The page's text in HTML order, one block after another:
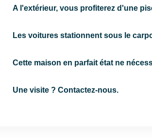
A l'extérieur, vous profiterez d'une
Les voitures stationnent sous le
Cette maison en parfait état ne
Une visite ? Contactez-nous.